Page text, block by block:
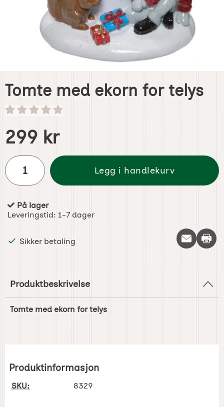
Tomte med ekorn for telys
Handle dette produktet, Tomte med ekorn for telys
pris
299 kr
antall
Legg i handlekurv
Produkttilgjengelighet:
På lager
Leveringstid: 1-7 dager
Sikker betaling Skriv
Produktbeskrivelse
Tomte med ekorn for telys
Produktinformasjon
SKU: 8329